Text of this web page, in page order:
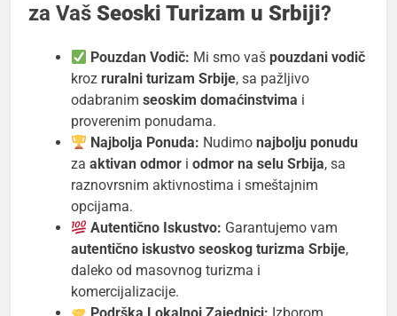
za Vaš Seoski Turizam u Srbiji?
Pouzdan Vodič: Mi smo vašpouzdani vodič
kroz ruralni turizam Srbije, sa pažljivo
odabranim seoskim domaćinstvima i
proverenim ponudama.
Najbolja Ponuda: Nudimonajbolju ponudu
za aktivan odmor i odmor na selu Srbija, sa
raznovrsnim aktivnostima i smeštajnim
opcijama.
Autentično Iskustvo: Garantujemo vam
autentično iskustvo seoskog turizma Srbije,
daleko od masovnog turizma i
komercijalizacije.